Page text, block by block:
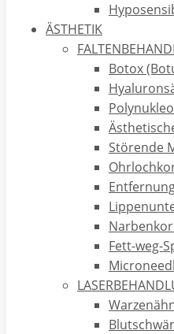
ÄSTHETIK
Botox
Störende
Fett-weg-
Münster -
Münster - 2023
Hautklinik
Münster
Fachärztin für